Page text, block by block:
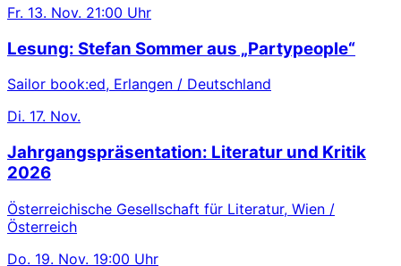
Fr. 13. Nov. 21:00 Uhr
Lesung: Stefan Sommer aus „Partypeople“
Sailor book:ed, Erlangen / Deutschland
Di. 17. Nov.
Jahrgangspräsentation: Literatur und Kritik
2026
Österreichische Gesellschaft für Literatur, Wien /
Österreich
Do. 19. Nov. 19:00 Uhr